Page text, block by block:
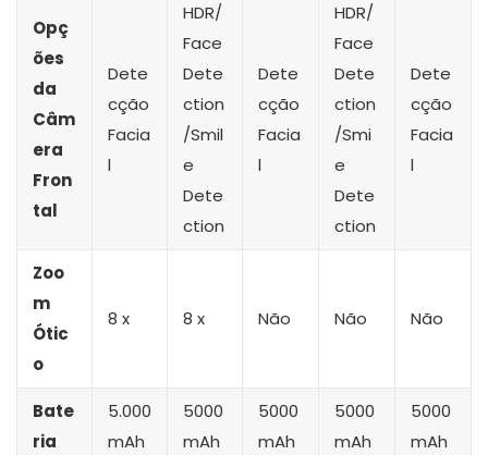
Opç
ões
da
Câm
era
Fron
tal
Dete
cção
Facia
l
HDR/
Face
Dete
ction
/Smil
e
Dete
ction
Dete
cção
Facia
l
HDR/
Face
Dete
ction
/Smi
e
Dete
ction
Dete
cção
Facia
l
Zoo
m
Ótic
o
8 x 8 x Não Não Não
Bate
ria
5.000
mAh
5000
mAh
5000
mAh
5000
mAh
5000
mAh